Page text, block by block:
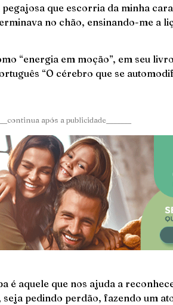
que escorria da minha
no chão, ensinando-me a
“energia em moção”, em seu
“O cérebro que se
após a publicidade_______
é aquele que nos ajuda a
pedindo perdão, fazendo um